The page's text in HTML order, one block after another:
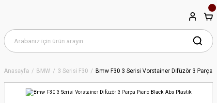
Anasayfa BMW 3 Serisi F30 Bmw F30 3 Serisi Vorstainer Difüzör 3 Parça